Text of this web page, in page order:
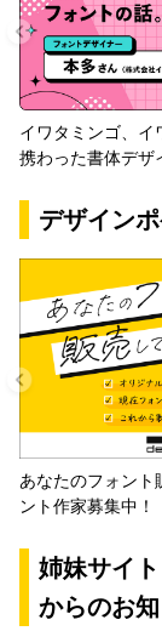
イワタミンゴ、イ
携わった書体デザ
デザイン
あなたのフォント
ント作家募集中！
姉妹サイト
からのお